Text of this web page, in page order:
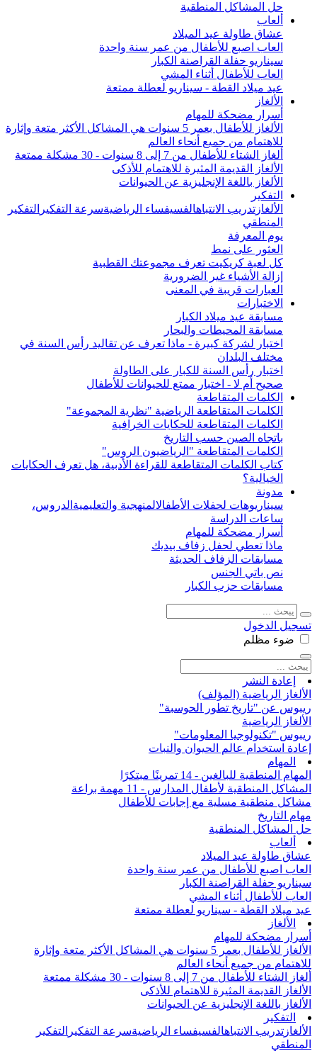
حل المشاكل المنطقية
ألعاب
عشاق طاولة عيد الميلاد
العاب اصبع للأطفال من عمر سنة واحدة
سيناريو حفلة القراصنة الكبار
العاب للأطفال أثناء المشي
عيد ميلاد القطة - سيناريو لعطلة ممتعة
الألغاز
أسرار مضحكة للمهام
الألغاز للأطفال بعمر 5 سنوات هي المشاكل الأكثر متعة وإثارة
للاهتمام من جميع أنحاء العالم
ألغاز الشتاء للأطفال من 7 إلى 8 سنوات - 30 مشكلة ممتعة
الألغاز القديمة المثيرة للاهتمام للأذكى
الألغاز باللغة الإنجليزية عن الحيوانات
التفكير
الألغاز تدريب الانتباهالفسيفساء الرياضيةسرعة التفكير التفكير
المنطقي
يوم المعرفة
العثور على نمط
كل لعبة كريكيت تعرف مجموعتك القطبية
إزالة الأشياء غير الضرورية
العبارات قريبة في المعنى
الاختبارات
مسابقة عيد ميلاد الكبار
مسابقة المحيطات والبحار
اختبار لشركة كبيرة - ماذا تعرف عن تقاليد رأس السنة في
مختلف البلدان
اختبار رأس السنة للكبار على الطاولة
صحيح أم لا - اختبار ممتع للحيوانات للأطفال
الكلمات المتقاطعة
الكلمات المتقاطعة الرياضية "نظرية المجموعة"
الكلمات المتقاطعة للحكايات الخرافية
باتجاه الصين حسب التاريخ
الكلمات المتقاطعة "الرياضيون الروس"
كتاب الكلمات المتقاطعة للقراءة الأدبية، هل تعرف الحكايات
الخيالية؟
مدونة
سيناريوهات لحفلات الأطفالالمنهجية والتعليمية الدروس،
ساعات الدراسة
أسرار مضحكة للمهام
ماذا تعطي لحفل زفاف بيديك
مسابقات الزفاف الحديثة
نص باتي الجنس
مسابقات حزب الكبار
تسجيل الدخول
ضوء مظلم
إعادة النشر
الألغاز الرياضية (المؤلف)
ريبوس عن "تاريخ تطور الحوسبة"
الألغاز الرياضية
ريبوس "تكنولوجيا المعلومات"
إعادة استخدام عالم الحيوان والنبات
المهام
المهام المنطقية للبالغين - 14 تمرينًا مبتكرًا
المشاكل المنطقية لأطفال المدارس - 11 مهمة براعة
مشاكل منطقية مسلية مع إجابات للأطفال
مهام التاريخ
حل المشاكل المنطقية
ألعاب
عشاق طاولة عيد الميلاد
العاب اصبع للأطفال من عمر سنة واحدة
سيناريو حفلة القراصنة الكبار
العاب للأطفال أثناء المشي
عيد ميلاد القطة - سيناريو لعطلة ممتعة
الألغاز
أسرار مضحكة للمهام
الألغاز للأطفال بعمر 5 سنوات هي المشاكل الأكثر متعة وإثارة
للاهتمام من جميع أنحاء العالم
ألغاز الشتاء للأطفال من 7 إلى 8 سنوات - 30 مشكلة ممتعة
الألغاز القديمة المثيرة للاهتمام للأذكى
الألغاز باللغة الإنجليزية عن الحيوانات
التفكير
الألغاز تدريب الانتباهالفسيفساء الرياضيةسرعة التفكير التفكير
المنطقي